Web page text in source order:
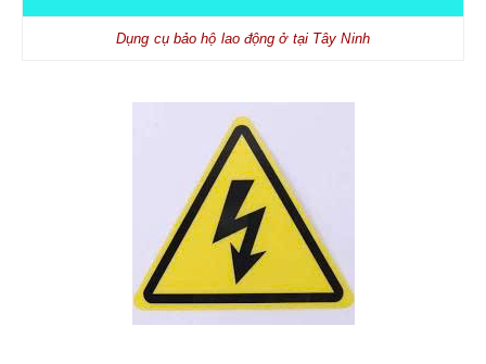
Dụng cụ bảo hộ lao động ở tại Tây Ninh